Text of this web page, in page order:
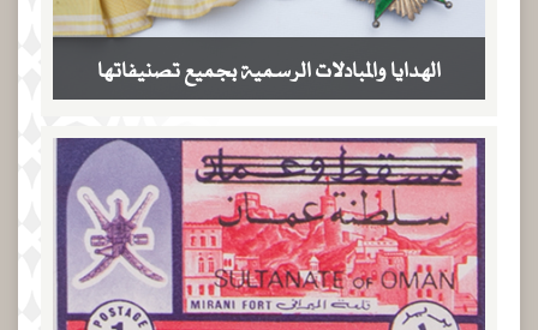
الهدايا والمبادلات الرسمية بجميع تصنيفاتها